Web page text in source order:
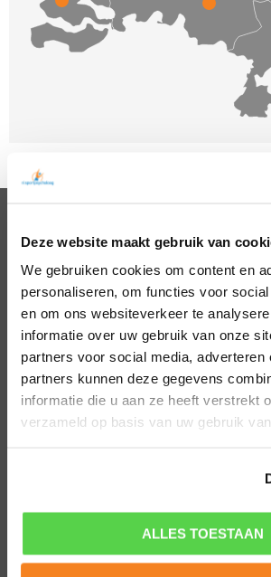
Deze website maakt gebruik van
We gebruiken cookies om content en
personaliseren, om functies voor
en om ons websiteverkeer te
informatie over uw gebruik van onze
partners voor social media, adverteren
partners kunnen deze gegevens
informatie die u aan ze heeft verstrekt
verzameld op basis van uw gebruik
ALLES TOESTAAN
PSYCHOLOGEN
Noord Holland
Zuid Holland
Noord Brabant
Gelderland
Utrecht
Overijssel
Zeeland
Amsterdam
Almere
Hillegom
Den Bosch
Den Haag
Leiden
Middelburg
Nijmegen
Rotterdam
POPULAIRE SPORTEN